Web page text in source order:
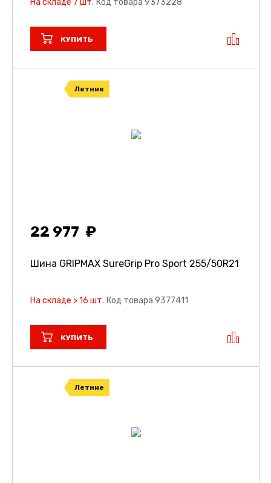
На складе 7 шт. Код товара 9373228
КУПИТЬ
Летние
22 977
Шина GRIPMAX SureGrip Pro Sport 255/50R21
На складе > 16 шт. Код товара 9377411
КУПИТЬ
Летние